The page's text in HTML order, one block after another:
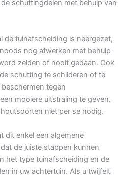
schuttingdelen met behulp van
de tuinafscheiding is neergezet,
nog afwerken met behulp
zelden of nooit gedaan. Ook
schutting te schilderen of te
tegen
mooiere uitstraling te geven.
niet per se nodig.
dit enkel een algemene
de juiste stappen kunnen
het type tuinafscheiding en de
in uw achtertuin. Als u twijfelt